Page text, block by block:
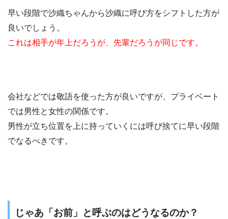
早い段階で沙織ちゃんから沙織に呼び方をシフトした方が
良いでしょう。
これは相手が年上だろうが、先輩だろうが同じです。
会社などでは敬語を使った方が良いですが、プライベート
では男性と女性の関係です。
男性が立ち位置を上に持っていくには呼び捨てに早い段階
でなるべきです。
じゃあ「お前」と呼ぶのはどうなるのか？